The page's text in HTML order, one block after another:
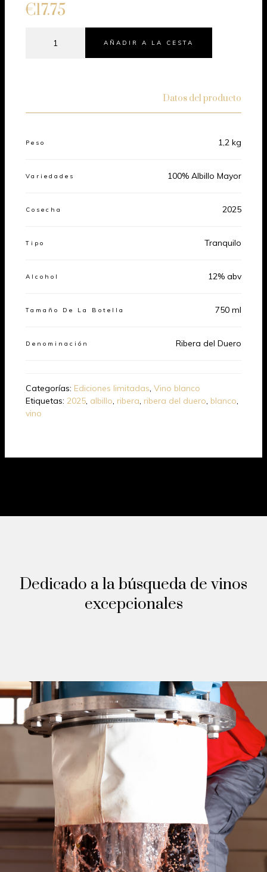
€17.75
AÑADIR A LA CESTA
Datos del producto
Peso 1,2 kg
Variedades 100% Albillo Mayor
Cosecha 2025
Tipo Tranquilo
Alcohol 12% abv
Tamaño De La Botella 750 ml
Denominación Ribera del Duero
Categorías: Ediciones limitadas, Vino blanco
Etiquetas: 2025, albillo, ribera, ribera del duero, blanco,
vino
Dedicado a la búsqueda de vinos
excepcionales